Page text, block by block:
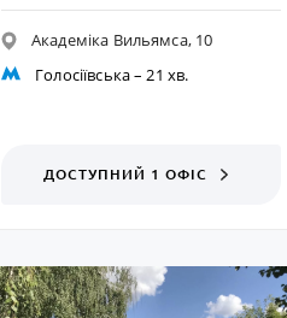
Академіка Вильямса, 10
Голосіївська– 21 хв.
ДОСТУПНИЙ 1 ОФІС